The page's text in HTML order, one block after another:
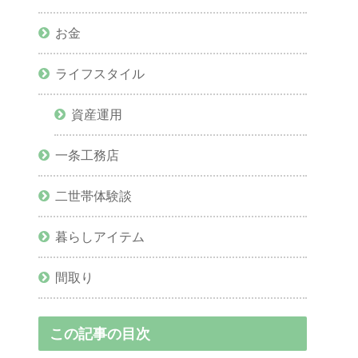
お金
ライフスタイル
資産運用
一条工務店
二世帯体験談
暮らしアイテム
間取り
この記事の目次